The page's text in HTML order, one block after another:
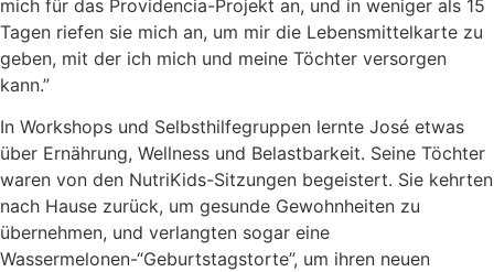
mich für das Providencia-Projekt an, und in weniger als 15
Tagen riefen sie mich an, um mir die Lebensmittelkarte zu
geben, mit der ich mich und meine Töchter versorgen
kann.”
In Workshops und Selbsthilfegruppen lernte José etwas
über Ernährung, Wellness und Belastbarkeit. Seine Töchter
waren von den NutriKids-Sitzungen begeistert. Sie kehrten
nach Hause zurück, um gesunde Gewohnheiten zu
übernehmen, und verlangten sogar eine
Wassermelonen-“Geburtstagstorte”, um ihren neuen